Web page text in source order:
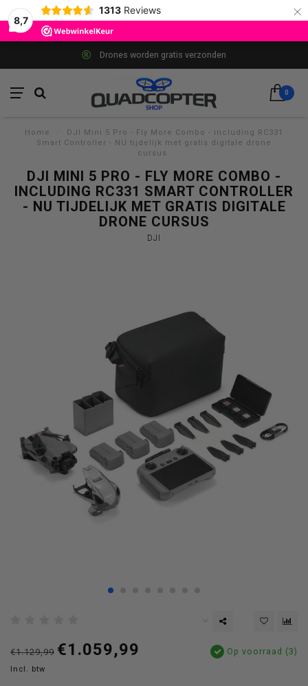
8,7
1313 Reviews ×
Drones worden gratis verzonden
0
Home
DJI Mini 5 Pro - Fly More Combo - including RC331
Smart Controller - NU tijdelijk met gratis digitale drone
cursus
DJI MINI 5 PRO - FLY MORE COMBO -
INCLUDING RC331 SMART CONTROLLER
- NU TIJDELIJK MET GRATIS DIGITALE
DRONE CURSUS
DJI
€1.129,99 €1.059,99
Incl. btw
Op voorraad (3)